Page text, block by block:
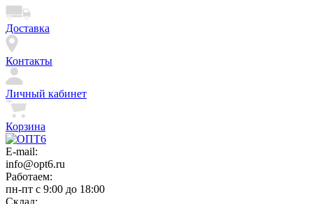
Доставка
Контакты
Личный кабинет
Корзина
E-mail:
info@opt6.ru
Работаем:
пн-пт с 9:00 до 18:00
Склад: